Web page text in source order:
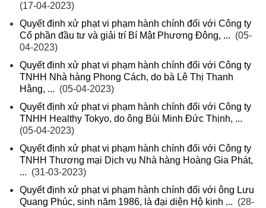
(17-04-2023)
Quyết định xử phạt vi phạm hành chính đối với Công ty
Cổ phần đầu tư và giải trí Bí Mật Phương Đông, ... (05-
04-2023)
Quyết định xử phạt vi phạm hành chính đối với Công ty
TNHH Nhà hàng Phong Cách, do bà Lê Thị Thanh
Hằng, ... (05-04-2023)
Quyết định xử phạt vi phạm hành chính đối với Công ty
TNHH Healthy Tokyo, do ông Bùi Minh Đức Thịnh, ...
(05-04-2023)
Quyết định xử phạt vi phạm hành chính đối với Công ty
TNHH Thương mại Dịch vụ Nhà hàng Hoàng Gia Phát,
... (31-03-2023)
Quyết định xử phạt vi phạm hành chính đối với ông Lưu
Quang Phúc, sinh năm 1986, là đại diện Hộ kinh ... (28-